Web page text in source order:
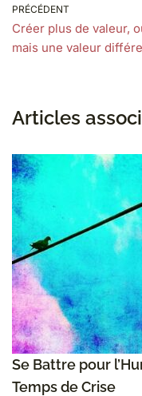
PRÉCÉDENT
Créer plus de valeur,
mais une valeur
Articles
Se Battre pour
Temps de Crise